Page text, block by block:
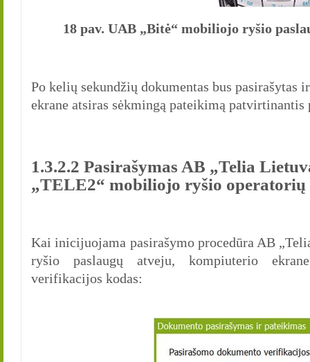
18 pav. UAB „Bitė“ mobiliojo ryšio
Po kelių sekundžių dokumentas bus
ekrane atsiras sėkmingą pateikimą patvirtinantis
1.3.2.2 Pasirašymas AB „Telia
„TELE2“ mobiliojo ryšio operatorių
Kai inicijuojama pasirašymo procedūra AB
ryšio paslaugų atveju, kompiuterio
verifikacijos kodas: